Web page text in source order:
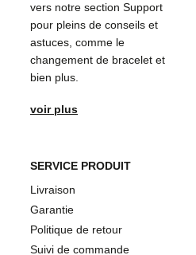
vers notre section Support
pour pleins de conseils et
astuces, comme le
changement de bracelet et
bien plus.
voir plus
SERVICE PRODUIT
Livraison
Garantie
Politique de retour
Suivi de commande